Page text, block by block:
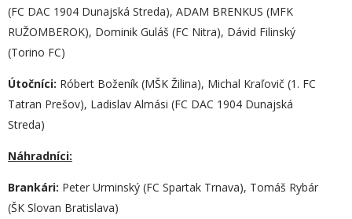
(FC DAC 1904 Dunajská Streda), ADAM BRENKUS (MFK
RUŽOMBEROK), Dominik Guláš (FC Nitra), Dávid Filinský
(Torino FC)
Útočníci: Róbert Boženík (MŠK Žilina), Michal Kraľovič (1. FC
Tatran Prešov), Ladislav Almási (FC DAC 1904 Dunajská
Streda)
Náhradníci:
Brankári: Peter Urminský (FC Spartak Trnava), Tomáš Rybár
(ŠK Slovan Bratislava)